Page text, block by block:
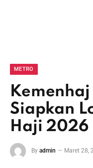
METRO
Siapkan
Haji 2026
By admin Maret 28,